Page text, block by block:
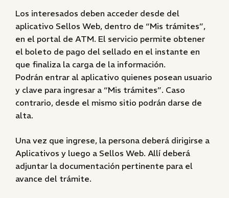
Los interesados deben acceder desde del
aplicativo Sellos Web, dentro de “Mis trámites”,
en el portal de ATM. El servicio permite obtener
el boleto de pago del sellado en el instante en
que finaliza la carga de la información.
Podrán entrar al aplicativo quienes posean usuario
y clave para ingresar a “Mis trámites”. Caso
contrario, desde el mismo sitio podrán darse de
alta.
Una vez que ingrese, la persona deberá dirigirse a
Aplicativos y luego a Sellos Web. Allí deberá
adjuntar la documentación pertinente para el
avance del trámite.